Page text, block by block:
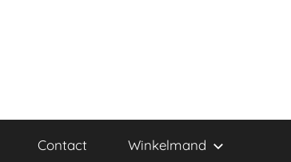
Contact Winkelmand